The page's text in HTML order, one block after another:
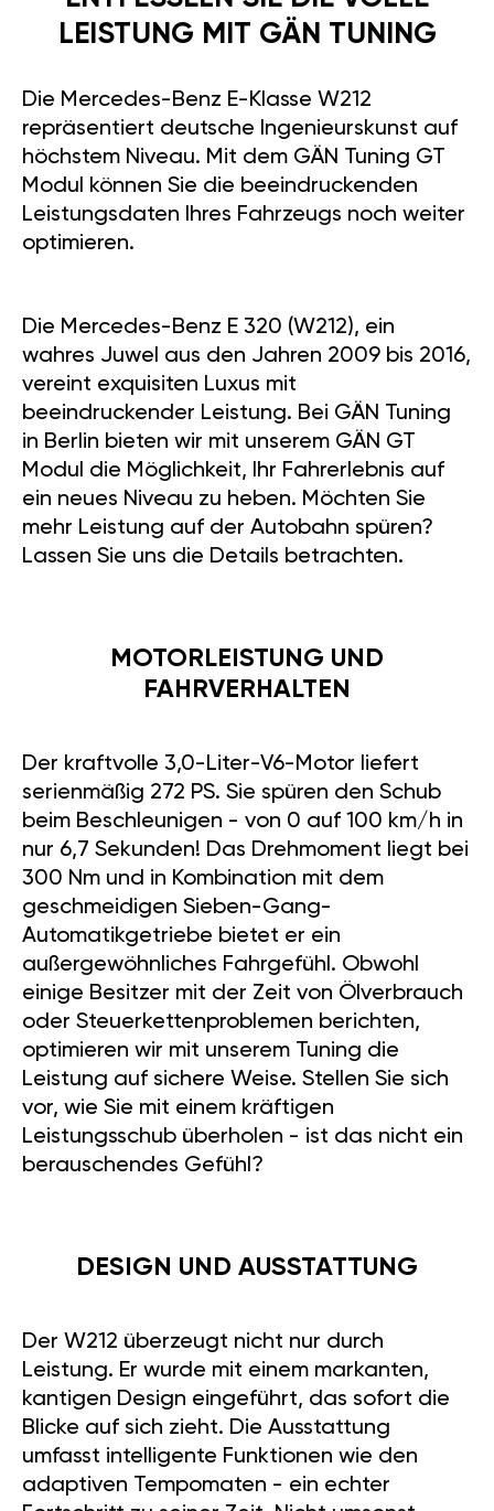
LEISTUNG MIT GÄN TUNING
Die Mercedes-Benz E-Klasse W212
repräsentiert deutsche Ingenieurskunst auf
höchstem Niveau. Mit dem GÄN Tuning GT
Modul können Sie die beeindruckenden
Leistungsdaten Ihres Fahrzeugs noch weiter
optimieren.
Die Mercedes-Benz E 320 (W212), ein
wahres Juwel aus den Jahren 2009 bis 2016,
vereint exquisiten Luxus mit
beeindruckender Leistung. Bei GÄN Tuning
in Berlin bieten wir mit unserem GÄN GT
Modul die Möglichkeit, Ihr Fahrerlebnis auf
ein neues Niveau zu heben. Möchten Sie
mehr Leistung auf der Autobahn spüren?
Lassen Sie uns die Details betrachten.
MOTORLEISTUNG UND
FAHRVERHALTEN
Der kraftvolle 3,0-Liter-V6-Motor liefert
serienmäßig 272 PS. Sie spüren den Schub
beim Beschleunigen - von 0 auf 100 km/h in
nur 6,7 Sekunden! Das Drehmoment liegt bei
300 Nm und in Kombination mit dem
geschmeidigen Sieben-Gang-
Automatikgetriebe bietet er ein
außergewöhnliches Fahrgefühl. Obwohl
einige Besitzer mit der Zeit von Ölverbrauch
oder Steuerkettenproblemen berichten,
optimieren wir mit unserem Tuning die
Leistung auf sichere Weise. Stellen Sie sich
vor, wie Sie mit einem kräftigen
Leistungsschub überholen - ist das nicht ein
berauschendes Gefühl?
DESIGN UND AUSSTATTUNG
Der W212 überzeugt nicht nur durch
Leistung. Er wurde mit einem markanten,
kantigen Design eingeführt, das sofort die
Blicke auf sich zieht. Die Ausstattung
umfasst intelligente Funktionen wie den
adaptiven Tempomaten - ein echter